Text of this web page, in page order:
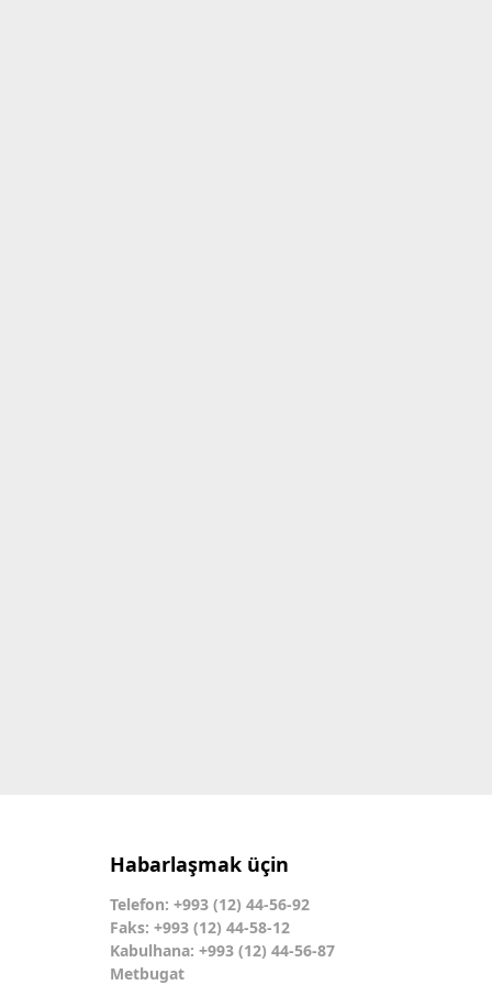
Habarlaşmak üçin
Telefon: +993 (12) 44-56-92
Faks: +993 (12) 44-58-12
Kabulhana: +993 (12) 44-56-87
Metbugat